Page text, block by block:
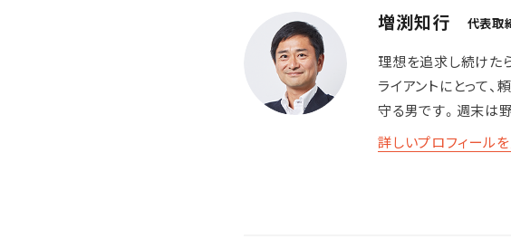
増渕知行 代表取
理想を追求し続けた
ライアントにとって
守る男です。週末は
詳しいプロフィール